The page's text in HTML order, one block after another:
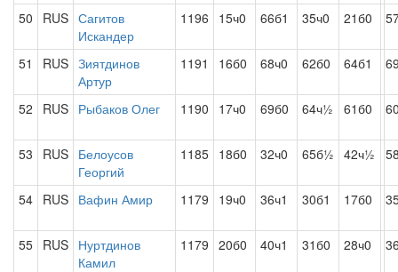
50 RUS Сагитов
Искандер
1196 15ч0 66б1 35ч0 21б0
51 RUS Зиятдинов
Артур
1191 16б0 68ч0 62б0 64б1
52 RUS Рыбаков Олег 1190 17ч0 69б0 64ч½ 61б0
53 RUS Белоусов
Георгий
1185 18б0 32ч0 65б½ 42ч½
54 RUS Вафин Амир 1179 19ч0 36ч1 30б1 17б0
55 RUS Нуртдинов
Камил
1179 20б0 40ч1 31б0 28ч0